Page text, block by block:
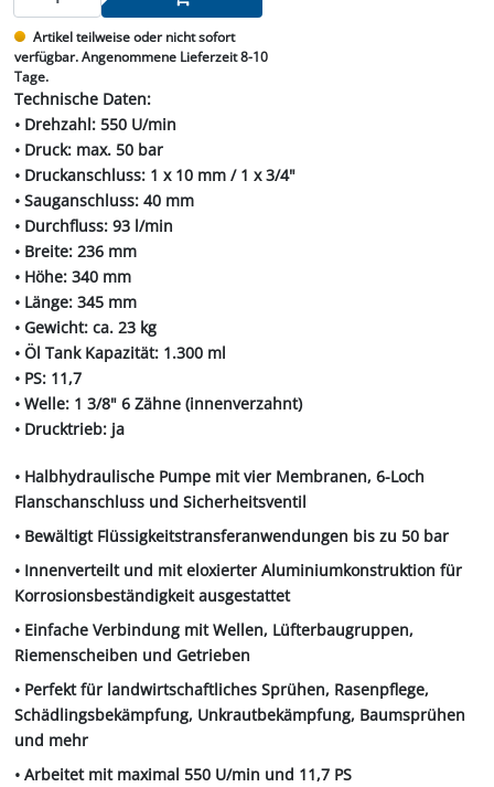
Artikel teilweise oder nicht sofort
verfügbar. Angenommene Lieferzeit 8-10
Tage.
Technische Daten:
• Drehzahl: 550 U/min
• Druck: max. 50 bar
• Druckanschluss: 1 x 10 mm / 1 x 3/4"
• Sauganschluss: 40 mm
• Durchfluss: 93 l/min
• Breite: 236 mm
• Höhe: 340 mm
• Länge: 345 mm
• Gewicht: ca. 23 kg
• Öl Tank Kapazität: 1.300 ml
• PS: 11,7
• Welle: 1 3/8" 6 Zähne (innenverzahnt)
• Drucktrieb: ja
• Halbhydraulische Pumpe mit vier Membranen, 6-Loch
Flanschanschluss und Sicherheitsventil
• Bewältigt Flüssigkeitstransferanwendungen bis zu 50 bar
• Innenverteilt und mit eloxierter Aluminiumkonstruktion für
Korrosionsbeständigkeit ausgestattet
• Einfache Verbindung mit Wellen, Lüfterbaugruppen,
Riemenscheiben und Getrieben
• Perfekt für landwirtschaftliches Sprühen, Rasenpflege,
Schädlingsbekämpfung, Unkrautbekämpfung, Baumsprühen
und mehr
• Arbeitet mit maximal 550 U/min und 11,7 PS